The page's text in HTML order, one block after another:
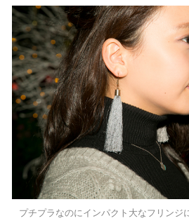
プチプラなのにインパクト大なフリンジ